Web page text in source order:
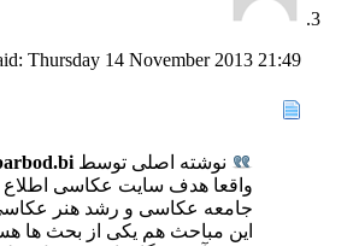
Thursday 14 November 2013 21:49
نوشته اصلی توسط
واقعا هدف سایت عکاسی اطلاع
جامعه عکاسی و رشد هنر
این مباحث هم یکی از بحث ها